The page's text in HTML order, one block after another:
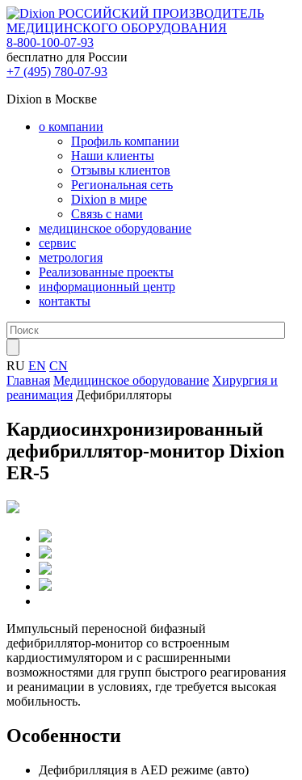
РОССИЙСКИЙ ПРОИЗВОДИТЕЛЬ
МЕДИЦИНСКОГО ОБОРУДОВАНИЯ
8-800-100-07-93
бесплатно для России
+7 (495) 780-07-93
Dixion в Москве
о компании
Профиль компании
Наши клиенты
Отзывы клиентов
Региональная сеть
Dixion в мире
Связь с нами
медицинское оборудование
сервис
метрология
Реализованные проекты
информационный центр
контакты
RU EN CN
Главная Медицинское оборудование Хирургия и
реанимация Дефибрилляторы
Кардиосинхронизированный
дефибриллятор-монитор Dixion
ER-5
Импульсный переносной бифазный
дефибриллятор-монитор со встроенным
кардиостимулятором и с расширенными
возможностями для групп быстрого реагирования
и реанимации в условиях, где требуется высокая
мобильность.
Особенности
Дефибрилляция в AED режиме (авто)